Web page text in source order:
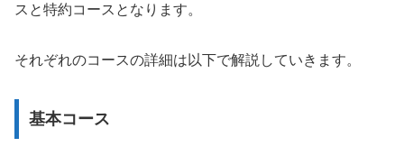
スと特約コースとなります。
それぞれのコースの詳細は以下で解説していきます。
基本コース